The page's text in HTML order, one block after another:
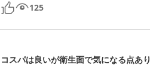
125
コスパは良いが衛生面で気になる点あり